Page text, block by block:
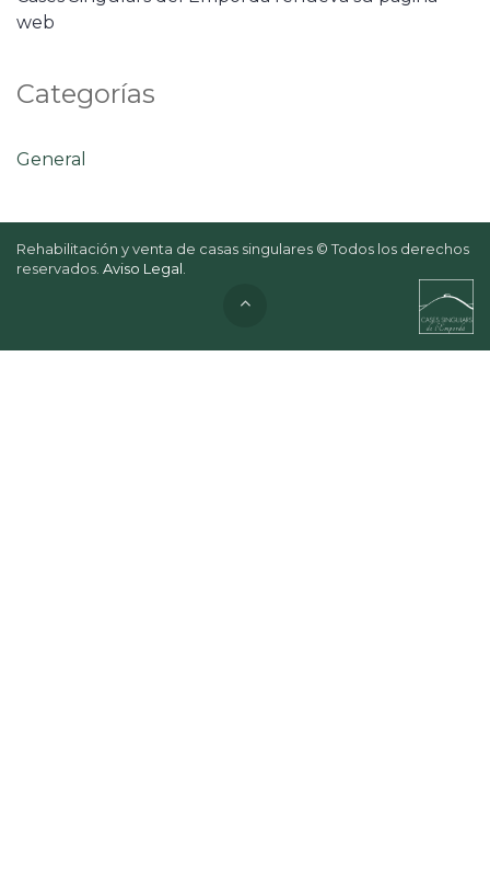
web
Categorías
General
Rehabilitación y venta de casas singulares © Todos los derechos
reservados. Aviso Legal